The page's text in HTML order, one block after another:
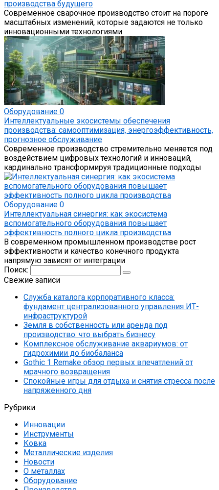
производства будущего
Современное сварочное производство стоит на пороге
масштабных изменений, которые задаются не только
инновационными технологиями
Оборудование 0
Интеллектуальные экосистемы обеспечения
производства: самооптимизация, энергоэффективность,
прогнозное обслуживание
Современное производство стремительно меняется под
воздействием цифровых технологий и инноваций,
кардинально трансформируя традиционные подходы
Оборудование 0
Интеллектуальная синергия: как экосистема
вспомогательного оборудования повышает
эффективность полного цикла производства
В современном промышленном производстве рост
эффективности и качество конечного продукта
напрямую зависят от интеграции
Поиск:
Свежие записи
Служба каталога корпоративного класса:
фундамент централизованного управления ИТ-
инфраструктурой
Земля в собственность или аренда под
производство: что выбрать бизнесу
Комплексное обслуживание аквариумов: от
гидрохимии до биобаланса
Gothic 1 Remake обзор первых впечатлений от
мрачного возвращения
Спокойные игры для отдыха и снятия стресса после
напряженного дня
Рубрики
Инновации
Инструменты
Ковка
Металлические изделия
Новости
О металлах
Оборудование